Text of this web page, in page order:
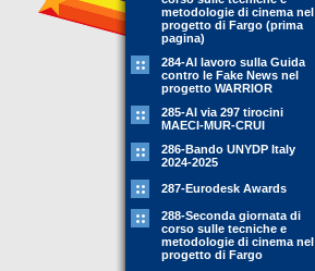
metodologie di cinema nel
progetto di Fargo (prima
pagina)
284-Al lavoro sulla Guida
contro le Fake News nel
progetto WARRIOR
285-Al via 297 tirocini
MAECI-MUR-CRUI
286-Bando UNYDP Italy
2024-2025
287-Eurodesk Awards
288-Seconda giornata di
corso sulle tecniche e
metodologie di cinema nel
progetto di Fargo